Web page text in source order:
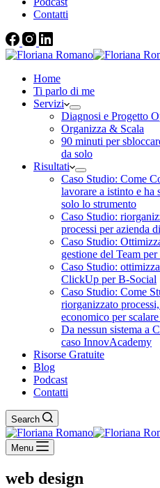
Contatti
Home
Ti parlo di me
Servizi
Diagnosi e Progetto
Organizza & Scala
90 minuti per
da solo
Risultati
Caso Studio: Come
lavorare a istinto e ha
solo lo strumento
Caso Studio:
processi per azienda
Caso Studio:
gestione del Team
Caso Studio:
ClickUp per B-Social
Caso Studio: Come
riorganizzato
economico per
Da nessun sistema a
caso InnovAcademy
Risorse Gratuite
Blog
Podcast
Contatti
Search
Menu
web design